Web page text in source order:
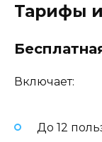
Тарифы
Включает:
До 12